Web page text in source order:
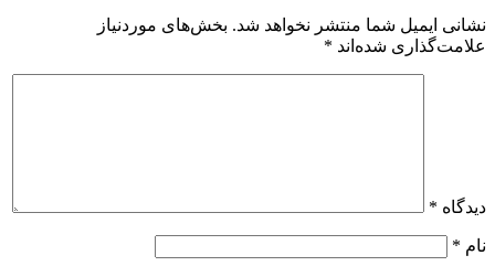
نشانی ایمیل شما منتشر نخواهد شد. بخش‌های موردنیاز
علامت‌گذاری شده‌اند *
دیدگاه *
نام *